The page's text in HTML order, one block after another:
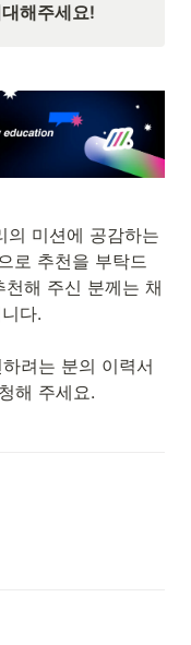
해주세요!
의 미션에 공감하는
로 추천을 부탁드
해 주신 분께는 채
다.
려는 분의 이력서
해 주세요.